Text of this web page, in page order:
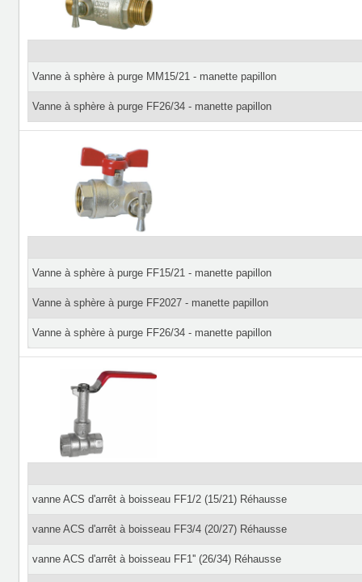
Vanne à sphère à purge MM15/21 - manette papillon
Vanne à sphère à purge FF26/34 - manette papillon
Vanne à sphère à purge FF15/21 - manette papillon
Vanne à sphère à purge FF2027 - manette papillon
Vanne à sphère à purge FF26/34 - manette papillon
vanne ACS d'arrêt à boisseau FF1/2 (15/21) Réhausse
vanne ACS d'arrêt à boisseau FF3/4 (20/27) Réhausse
vanne ACS d'arrêt à boisseau FF1'' (26/34) Réhausse